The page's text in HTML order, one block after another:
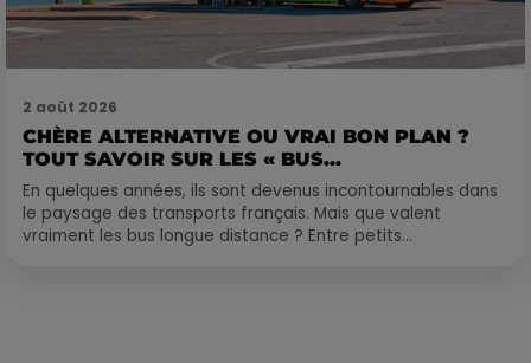
2 août 2026
CHÈRE ALTERNATIVE OU VRAI BON PLAN ?
TOUT SAVOIR SUR LES « BUS...
En quelques années, ils sont devenus incontournables dans
le paysage des transports français. Mais que valent
vraiment les bus longue distance ? Entre petits...